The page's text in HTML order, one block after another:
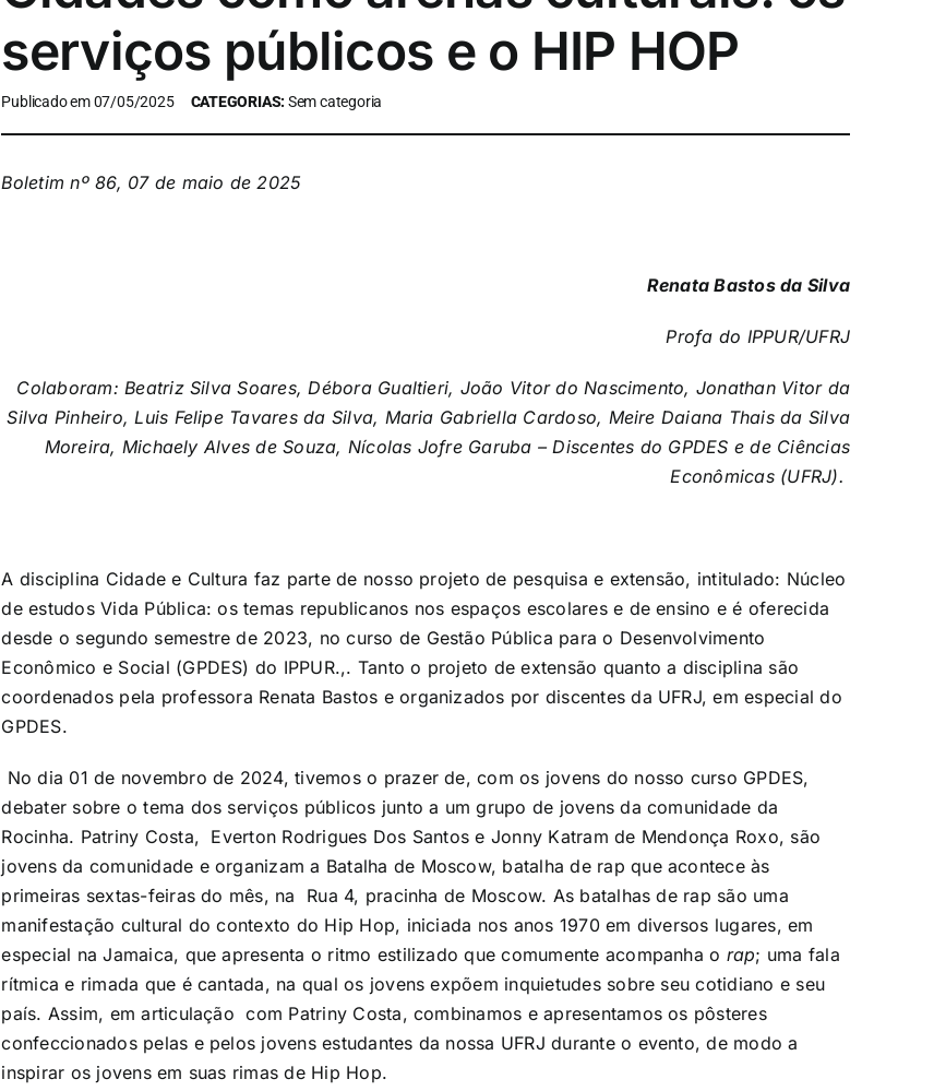
serviços públicos e o HIP HOP
Publicado em 07/05/2025 CATEGORIAS:Sem categoria
Boletim nº 86, 07 de maio de 2025
Renata Bastos da Silva
Profa do IPPUR/UFRJ
Colaboram: Beatriz Silva Soares, Débora Gualtieri, João Vitor do Nascimento, Jonathan Vitor da
Silva Pinheiro, Luis Felipe Tavares da Silva, Maria Gabriella Cardoso, Meire Daiana Thais da Silva
Moreira, Michaely Alves de Souza, Nícolas Jofre Garuba – Discentes do GPDES e de Ciências
Econômicas (UFRJ).
A disciplina Cidade e Cultura faz parte de nosso projeto de pesquisa e extensão, intitulado: Núcleo
de estudos Vida Pública: os temas republicanos nos espaços escolares e de ensino e é oferecida
desde o segundo semestre de 2023, no curso de Gestão Pública para o Desenvolvimento
Econômico e Social (GPDES) do IPPUR.,. Tanto o projeto de extensão quanto a disciplina são
coordenados pela professora Renata Bastos e organizados por discentes da UFRJ, em especial do
GPDES.
No dia 01 de novembro de 2024, tivemos o prazer de, com os jovens do nosso curso GPDES,
debater sobre o tema dos serviços públicos junto a um grupo de jovens da comunidade da
Rocinha. Patriny Costa, Everton Rodrigues Dos Santos e Jonny Katram de Mendonça Roxo, são
jovens da comunidade e organizam a Batalha de Moscow, batalha de rap que acontece às
primeiras sextas-feiras do mês, na Rua 4, pracinha de Moscow. As batalhas de rap são uma
manifestação cultural do contexto do Hip Hop, iniciada nos anos 1970 em diversos lugares, em
especial na Jamaica, que apresenta o ritmo estilizado que comumente acompanha o rap; uma fala
rítmica e rimada que é cantada, na qual os jovens expõem inquietudes sobre seu cotidiano e seu
país. Assim, em articulação com Patriny Costa, combinamos e apresentamos os pôsteres
confeccionados pelas e pelos jovens estudantes da nossa UFRJ durante o evento, de modo a
inspirar os jovens em suas rimas de Hip Hop.